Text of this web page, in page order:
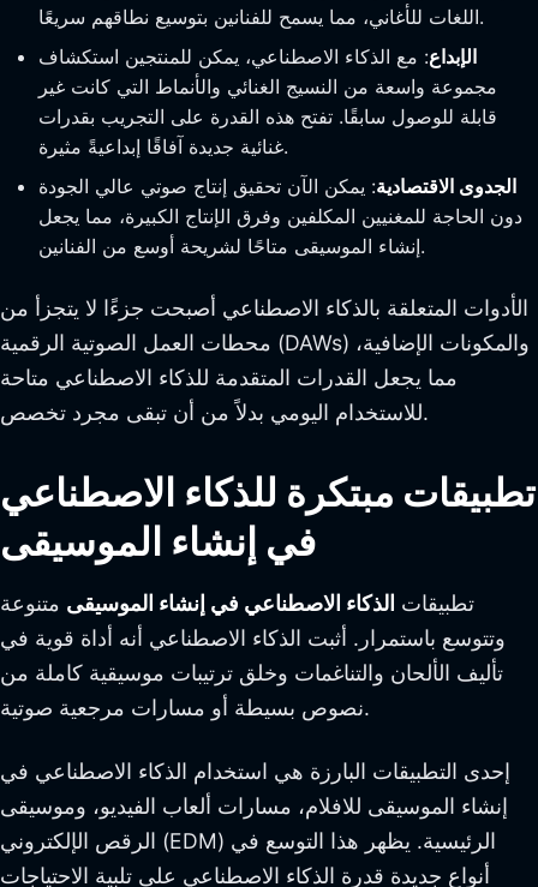
اللغات للأغاني، مما يسمح للفنانين بتوسيع نطاقهم سريعًا.
الإبداع: مع الذكاء الاصطناعي، يمكن للمنتجين استكشاف
مجموعة واسعة من النسيج الغنائي والأنماط التي كانت غير
قابلة للوصول سابقًا. تفتح هذه القدرة على التجريب بقدرات
غنائية جديدة آفاقًا إبداعيةً مثيرة.
الجدوى الاقتصادية: يمكن الآن تحقيق إنتاج صوتي عالي الجودة
دون الحاجة للمغنيين المكلفين وفرق الإنتاج الكبيرة، مما يجعل
إنشاء الموسيقى متاحًا لشريحة أوسع من الفنانين.
الأدوات المتعلقة بالذكاء الاصطناعي أصبحت جزءًا لا يتجزأ من
محطات العمل الصوتية الرقمية (DAWs) والمكونات الإضافية،
مما يجعل القدرات المتقدمة للذكاء الاصطناعي متاحة
للاستخدام اليومي بدلاً من أن تبقى مجرد تخصص.
تطبيقات مبتكرة للذكاء الاصطناعي
في إنشاء الموسيقى
تطبيقات الذكاء الاصطناعي في إنشاء الموسيقى متنوعة
وتتوسع باستمرار. أثبت الذكاء الاصطناعي أنه أداة قوية في
تأليف الألحان والتناغمات وخلق ترتيبات موسيقية كاملة من
نصوص بسيطة أو مسارات مرجعية صوتية.
إحدى التطبيقات البارزة هي استخدام الذكاء الاصطناعي في
إنشاء الموسيقى للافلام، مسارات ألعاب الفيديو، وموسيقى
الرقص الإلكتروني (EDM) الرئيسية. يظهر هذا التوسع في
أنواع جديدة قدرة الذكاء الاصطناعي على تلبية الاحتياجات